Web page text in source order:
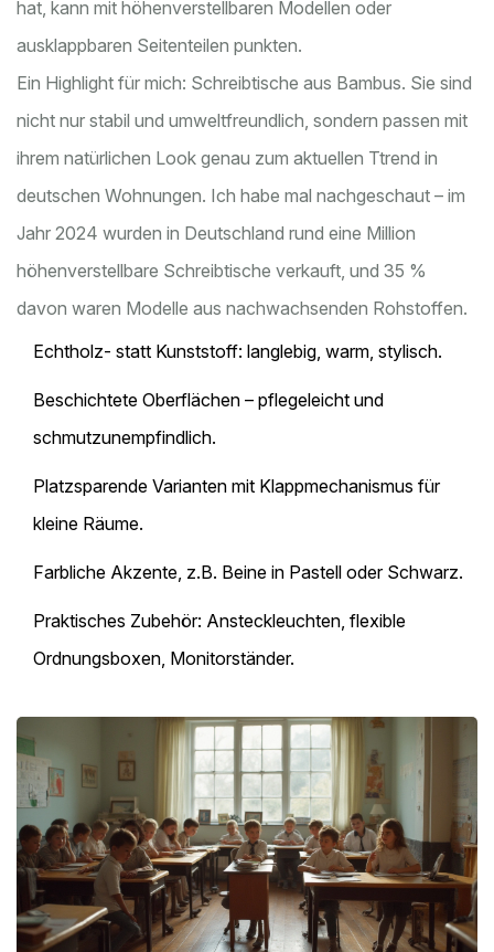
hat, kann mit höhenverstellbaren Modellen oder
ausklappbaren Seitenteilen punkten.
Ein Highlight für mich: Schreibtische aus Bambus. Sie sind
nicht nur stabil und umweltfreundlich, sondern passen mit
ihrem natürlichen Look genau zum aktuellen Ttrend in
deutschen Wohnungen. Ich habe mal nachgeschaut – im
Jahr 2024 wurden in Deutschland rund eine Million
höhenverstellbare Schreibtische verkauft, und 35 %
davon waren Modelle aus nachwachsenden Rohstoffen.
Echtholz- statt Kunststoff: langlebig, warm, stylisch.
Beschichtete Oberflächen – pflegeleicht und
schmutzunempfindlich.
Platzsparende Varianten mit Klappmechanismus für
kleine Räume.
Farbliche Akzente, z.B. Beine in Pastell oder Schwarz.
Praktisches Zubehör: Ansteckleuchten, flexible
Ordnungsboxen, Monitorständer.